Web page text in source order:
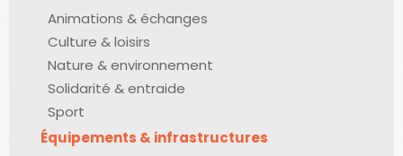
Animations & échanges
Culture & loisirs
Nature & environnement
Solidarité & entraide
Sport
Équipements & infrastructures